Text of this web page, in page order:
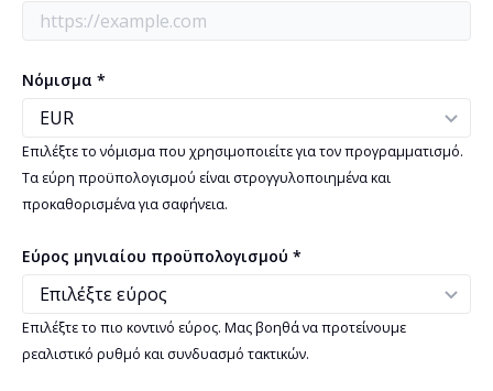
Νόμισμα *
Επιλέξτε το νόμισμα που χρησιμοποιείτε για τον προγραμματισμό.
Τα εύρη προϋπολογισμού είναι στρογγυλοποιημένα και
προκαθορισμένα για σαφήνεια.
Εύρος μηνιαίου προϋπολογισμού *
Επιλέξτε το πιο κοντινό εύρος. Μας βοηθά να προτείνουμε
ρεαλιστικό ρυθμό και συνδυασμό τακτικών.